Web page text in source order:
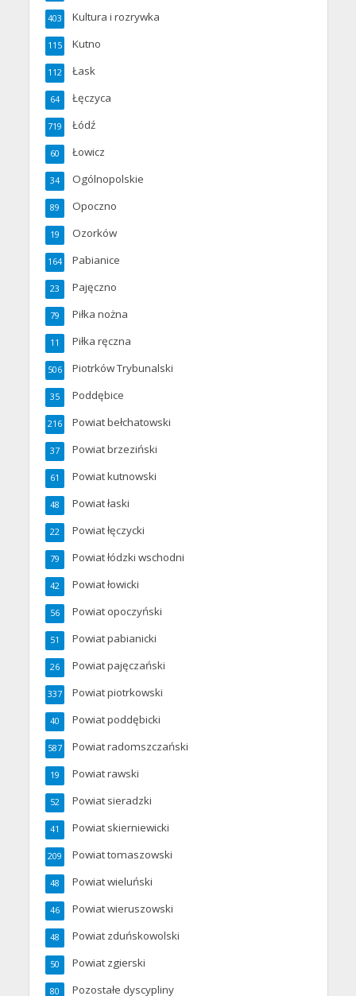
Kultura i rozrywka
403
Kutno
115
Łask
112
Łęczyca
64
Łódź
719
Łowicz
60
Ogólnopolskie
34
Opoczno
89
Ozorków
19
Pabianice
164
Pajęczno
23
Piłka nożna
79
Piłka ręczna
11
Piotrków Trybunalski
506
Poddębice
35
Powiat bełchatowski
216
Powiat brzeziński
37
Powiat kutnowski
61
Powiat łaski
48
Powiat łęczycki
22
Powiat łódzki wschodni
79
Powiat łowicki
42
Powiat opoczyński
56
Powiat pabianicki
51
Powiat pajęczański
26
Powiat piotrkowski
337
Powiat poddębicki
40
Powiat radomszczański
587
Powiat rawski
19
Powiat sieradzki
52
Powiat skierniewicki
41
Powiat tomaszowski
209
Powiat wieluński
48
Powiat wieruszowski
46
Powiat zduńskowolski
48
Powiat zgierski
50
Pozostałe dyscypliny
80